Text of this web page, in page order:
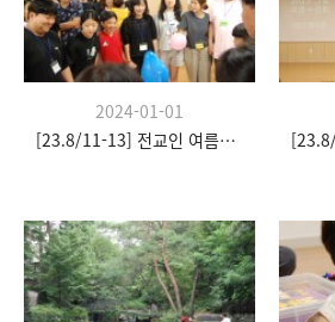
2024-01-01
[23.8/11-13] 전교인 여름수련회